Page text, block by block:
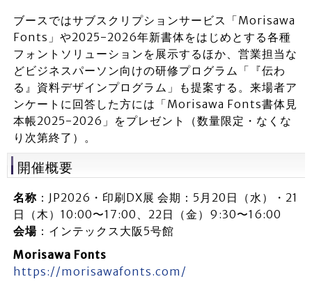
ブースではサブスクリプションサービス「Morisawa
Fonts」や2025-2026年新書体をはじめとする各種
フォントソリューションを展示するほか、営業担当な
どビジネスパーソン向けの研修プログラム「『伝わ
る』資料デザインプログラム」も提案する。来場者ア
ンケートに回答した方には「Morisawa Fonts書体見
本帳2025-2026」をプレゼント（数量限定・なくな
り次第終了）。
開催概要
名称：JP2026・印刷DX展 会期：5月20日（水）・21
日（木）10:00〜17:00、22日（金）9:30〜16:00
会場：インテックス大阪5号館
Morisawa Fonts
https://morisawafonts.com/